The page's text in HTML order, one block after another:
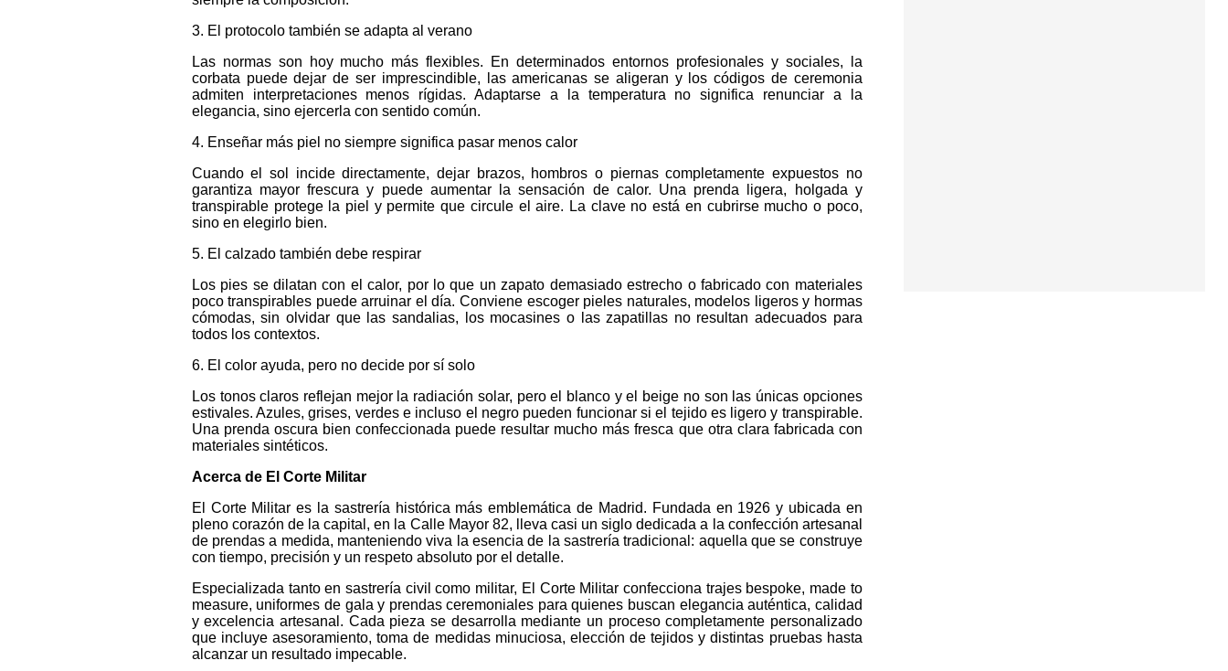
3. El protocolo también se adapta al verano
Las normas son hoy mucho más flexibles. En determinados entornos profesionales y sociales, la
corbata puede dejar de ser imprescindible, las americanas se aligeran y los códigos de ceremonia
admiten interpretaciones menos rígidas. Adaptarse a la temperatura no significa renunciar a la
elegancia, sino ejercerla con sentido común.
4. Enseñar más piel no siempre significa pasar menos calor
Cuando el sol incide directamente, dejar brazos, hombros o piernas completamente expuestos no
garantiza mayor frescura y puede aumentar la sensación de calor. Una prenda ligera, holgada y
transpirable protege la piel y permite que circule el aire. La clave no está en cubrirse mucho o poco,
sino en elegirlo bien.
5. El calzado también debe respirar
Los pies se dilatan con el calor, por lo que un zapato demasiado estrecho o fabricado con materiales
poco transpirables puede arruinar el día. Conviene escoger pieles naturales, modelos ligeros y hormas
cómodas, sin olvidar que las sandalias, los mocasines o las zapatillas no resultan adecuados para
todos los contextos.
6. El color ayuda, pero no decide por sí solo
Los tonos claros reflejan mejor la radiación solar, pero el blanco y el beige no son las únicas opciones
estivales. Azules, grises, verdes e incluso el negro pueden funcionar si el tejido es ligero y transpirable.
Una prenda oscura bien confeccionada puede resultar mucho más fresca que otra clara fabricada con
materiales sintéticos.
Acerca de El Corte Militar
El Corte Militar es la sastrería histórica más emblemática de Madrid. Fundada en 1926 y ubicada en
pleno corazón de la capital, en la Calle Mayor 82, lleva casi un siglo dedicada a la confección artesanal
de prendas a medida, manteniendo viva la esencia de la sastrería tradicional: aquella que se construye
con tiempo, precisión y un respeto absoluto por el detalle.
Especializada tanto en sastrería civil como militar, El Corte Militar confecciona trajes bespoke, made to
measure, uniformes de gala y prendas ceremoniales para quienes buscan elegancia auténtica, calidad
y excelencia artesanal. Cada pieza se desarrolla mediante un proceso completamente personalizado
que incluye asesoramiento, toma de medidas minuciosa, elección de tejidos y distintas pruebas hasta
alcanzar un resultado impecable.